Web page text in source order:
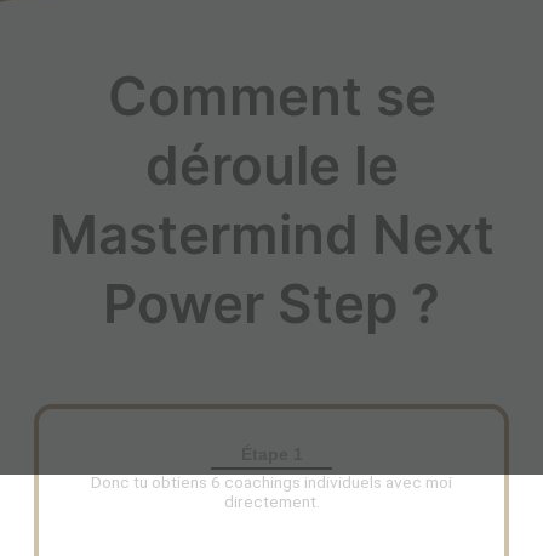
Comment se
déroule le
Mastermind Next
Power Step ?
Donc tu obtiens 6 coachings individuels avec moi
directement.